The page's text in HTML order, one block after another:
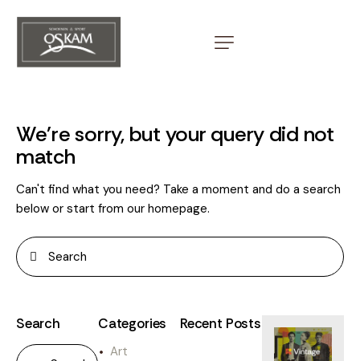
We're sorry, but your query did not
match
Can't find what you need? Take a moment and do a search
below or start from our homepage.
Search Categories
Art
Recent Posts